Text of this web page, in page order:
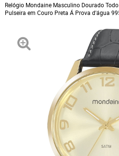
Relógio Mondaine Masculino Dourado
Pulseira em Couro Preta Á Prova d'água